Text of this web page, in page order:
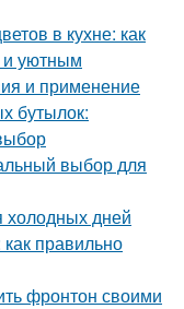
в кухне: как
и уютным
и применение
бутылок:
выбор для
холодных дней
правильно
фронтон своими